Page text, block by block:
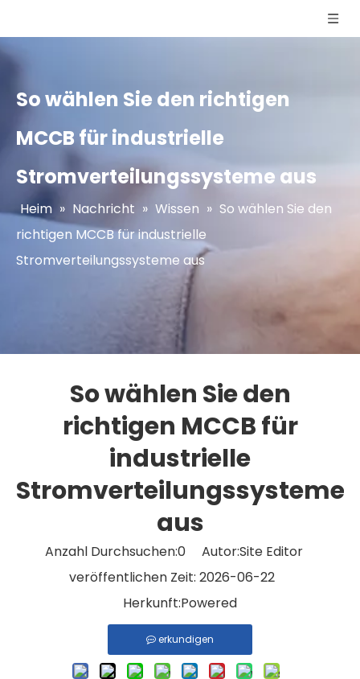
So wählen Sie den richtigen
MCCB für industrielle
Stromverteilungssysteme aus
Heim » Nachricht » Wissen » So wählen Sie den
richtigen MCCB für industrielle
Stromverteilungssysteme aus
So wählen Sie den
richtigen MCCB für
industrielle
Stromverteilungssysteme
aus
Anzahl Durchsuchen:0Autor:Site Editor
veröffentlichen Zeit: 2026-06-22
Herkunft:Powered
erkundigen